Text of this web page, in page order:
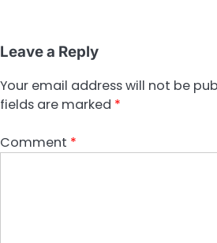
Leave a Reply
Your email address will not be
fields are marked *
Comment *